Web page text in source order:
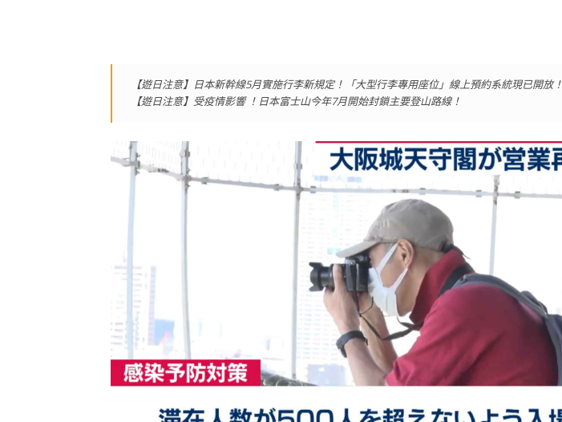
【遊日注意】日本新幹線5月實施行李新規定！「大型行李專用座位」線上預約系統現已開放！
【遊日注意】受疫情影響 ！日本富士山今年7月開始封鎖主要登山路線！